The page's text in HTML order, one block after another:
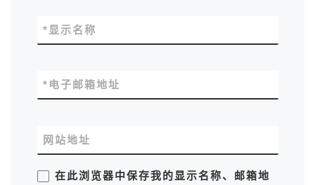
显示名称
*
电子邮箱地址
*
网站地址
在此浏览器中保存我的显示名称、邮箱地